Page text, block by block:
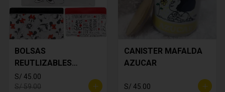
BOLSAS
REUTLIZABLES
MINNIE MOUSE
S/ 45.00
S/ 59.00
CANISTER MAFALDA
AZUCAR
S/ 45.00